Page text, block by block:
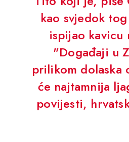
kao svjedok
ispijao kavicu
"Događaji u
prilikom dolaska
će najtamnija
povijesti,